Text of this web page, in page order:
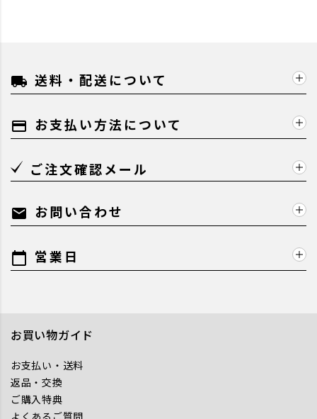
local_shipping 送料・配送について
payment お支払い方法について
ご注文確認メール
mail お問い合わせ
calendar_today 営業日
お買い物ガイド
お支払い・送料
返品・交換
ご購入特典